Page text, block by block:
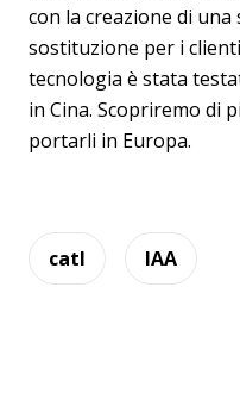
con la creazione di
sostituzione per i
tecnologia è stata
in Cina. Scopriremo di
portarli in Europa.
catl IAA